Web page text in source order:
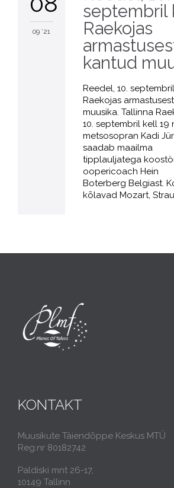
09 '21
septembril
Raekojas
kantud
Reedel, 10.
Raekojas
muusika. Tallinna
10. septembril kell 19
metsosopran Kadi
saadab maailma
tipplauljatega
oopericoach Hein
Boterberg Belgiast.
kõlavad Mozart,
KONTAKT
Muusikute Täiendõppe Keskus MTÜ
Reg.nr 80182742
Paldiski mnt 26-17,
10149 Tallinn